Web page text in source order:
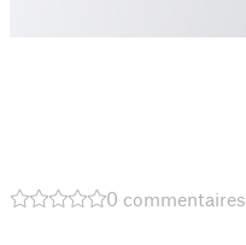
0 commentaires